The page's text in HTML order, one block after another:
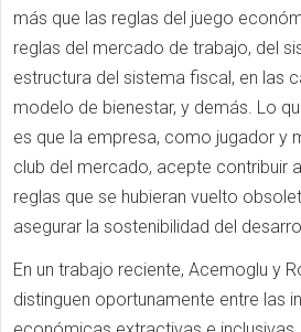
más que las reglas del juego
reglas del mercado de trabajo, del
estructura del sistema fiscal, en las
modelo de bienestar, y demás. Lo
es que la empresa, como jugador y
club del mercado, acepte contribuir
reglas que se hubieran vuelto
asegurar la sostenibilidad del
En un trabajo reciente, Acemoglu y
distinguen oportunamente entre las